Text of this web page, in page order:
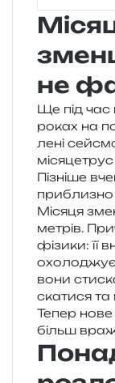
не
Ще під час
роках на
ле­ні
Пізніше
при­бли­зно
Місяця
метрів.
фізи­ки: її
вони
ска­ти­ся та
Тепер
більш